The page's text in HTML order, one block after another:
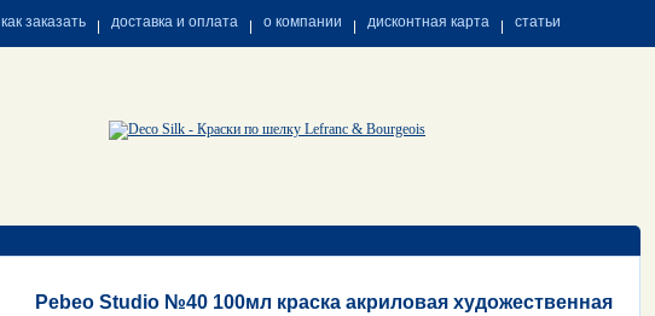
как заказать доставка и оплата о компании дисконтная карта статьи
Pebeo Studio №40 100мл краска акриловая художественная